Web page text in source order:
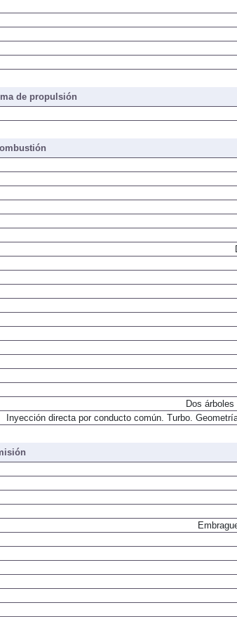
de propulsión
Dos
Inyección directa por conducto común. Turbo.